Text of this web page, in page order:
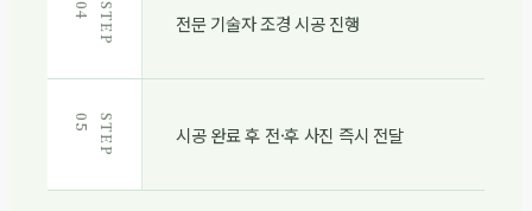
S
T
E
P
0
4 전문 기술자 조경 시공 진행
S
T
E
P
0
5 시공 완료 후 전·후 사진 즉시 전달